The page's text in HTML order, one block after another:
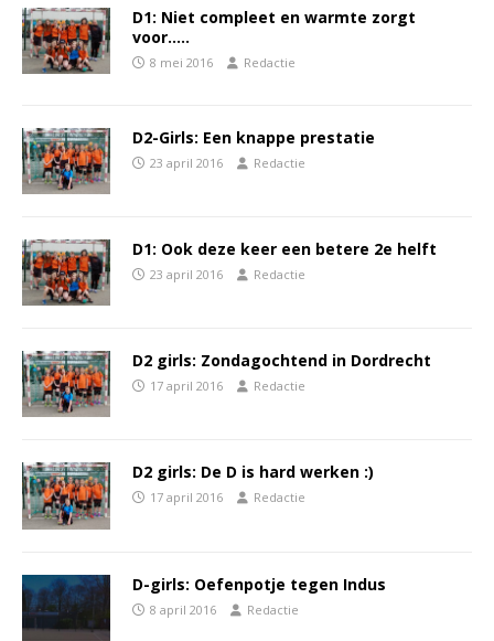
D1: Niet compleet en warmte zorgt
voor…..
8 mei 2016 Redactie
D2-Girls: Een knappe prestatie
23 april 2016 Redactie
D1: Ook deze keer een betere 2e helft
23 april 2016 Redactie
D2 girls: Zondagochtend in Dordrecht
17 april 2016 Redactie
D2 girls: De D is hard werken :)
17 april 2016 Redactie
D-girls: Oefenpotje tegen Indus
8 april 2016 Redactie